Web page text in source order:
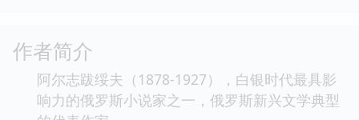
作者简介
阿尔志跋绥夫（1878-1927），白银时代最具影
响力的俄罗斯小说家之一，俄罗斯新兴文学典型